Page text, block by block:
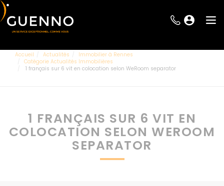
Accueil Actualités
Immobilier à Rennes
Catégorie Actualités Immobilières
1 français sur 6 vit en colocation selon WeRoom separator
1 FRANÇAIS SUR 6 VIT EN
COLOCATION SELON WEROOM
SEPARATOR